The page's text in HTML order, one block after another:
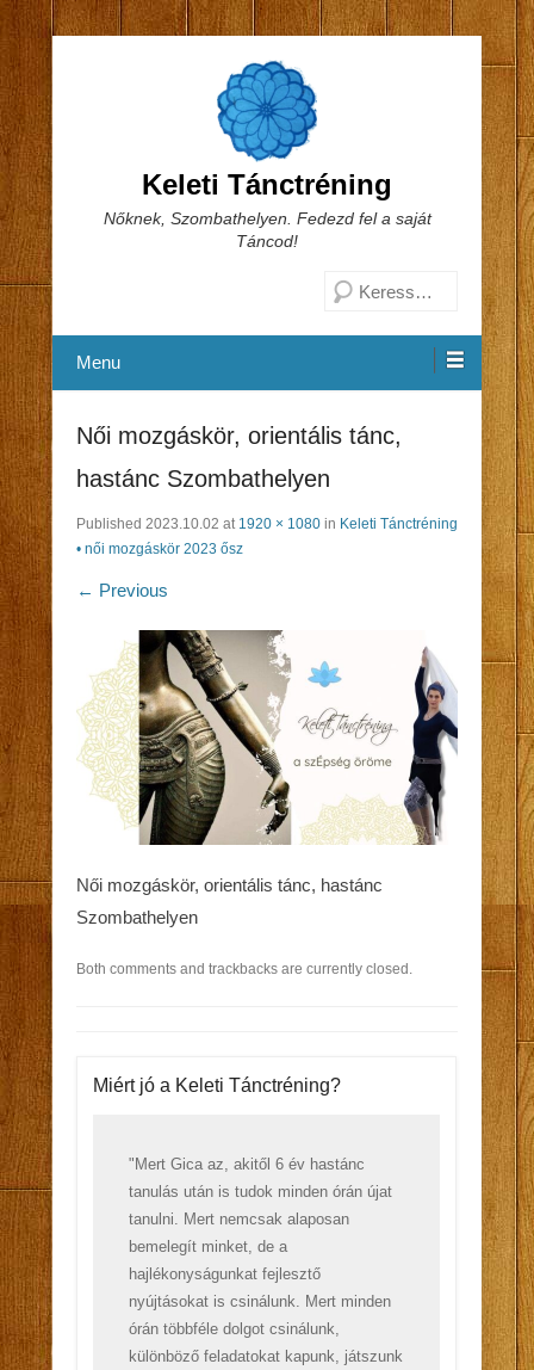
Keleti Tánctréning
Nőknek, Szombathelyen. Fedezd fel a saját
Táncod!
Menu
Női mozgáskör, orientális tánc,
hastánc Szombathelyen
Published 2023.10.02 at 1920 × 1080 in Keleti Tánctréning
• női mozgáskör 2023 ősz
← Previous
Női mozgáskör, orientális tánc, hastánc
Szombathelyen
Both comments and trackbacks are currently closed.
Miért jó a Keleti Tánctréning?
"Mert Gica az, akitől 6 év hastánc
tanulás után is tudok minden órán újat
tanulni. Mert nemcsak alaposan
bemelegít minket, de a
hajlékonyságunkat fejlesztő
nyújtásokat is csinálunk. Mert minden
órán többféle dolgot csinálunk,
különböző feladatokat kapunk, játszunk